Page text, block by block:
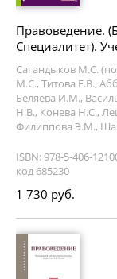
Правоведение.
Специалитет).
Сагандыков М.С.
М.С., Титова Е.В.,
Беляева И.М.,
Н.В., Конева Н.С.,
Филиппова Э.М.,
ISBN: 978-5-406-
код 685230
1 730 руб.